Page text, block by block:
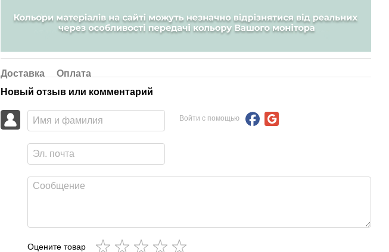
Доставка
Оплата
Новый отзыв или комментарий
Войти с помощью
Оцените товар